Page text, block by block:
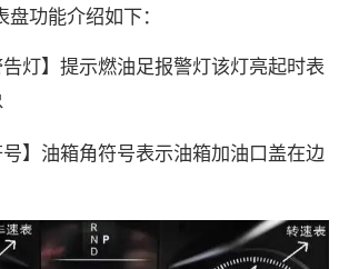
功能介绍如下：
告灯】提示燃油足报警灯该灯亮起时表
号】油箱角符号表示油箱加油口盖在边